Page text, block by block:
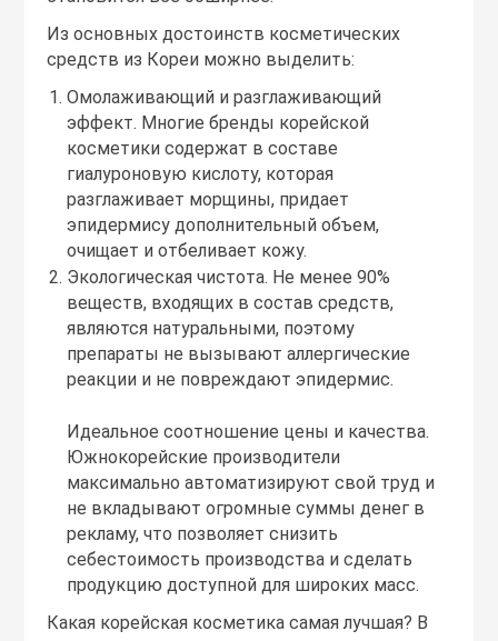
Масла
Патчи
Пилинги
Тоник
Эссенции
Руки
Из основных достоинств косметических
средств из Кореи можно выделить:
Омолаживающий и разглаживающий
эффект. Многие бренды корейской
косметики содержат в составе
гиалуроновую кислоту, которая
разглаживает морщины, придает
эпидермису дополнительный объем,
очищает и отбеливает кожу.
Экологическая чистота. Не менее 90%
веществ, входящих в состав средств,
являются натуральными, поэтому
препараты не вызывают аллергические
реакции и не повреждают эпидермис.
Идеальное соотношение цены и качества.
Южнокорейские производители
максимально автоматизируют свой труд и
не вкладывают огромные суммы денег в
рекламу, что позволяет снизить
себестоимость производства и сделать
продукцию доступной для широких масс.
Какая корейская косметика самая лучшая? В